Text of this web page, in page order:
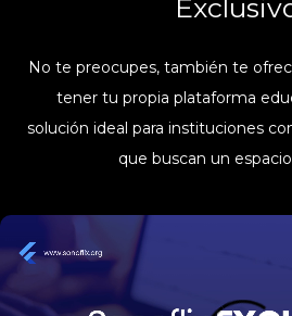
No te preocupes, también te
tener tu propia plataforma
solución ideal para instituciones
que buscan un